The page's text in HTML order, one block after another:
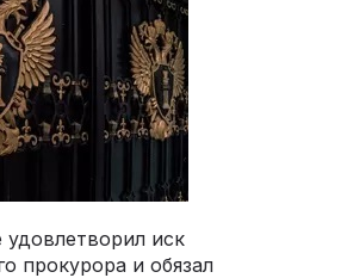
иск
прокурора и обязал